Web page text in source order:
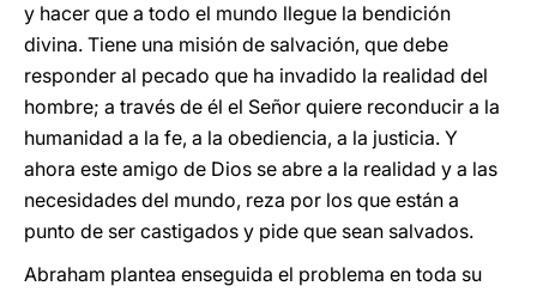
y hacer que a todo el mundo llegue la bendición
divina. Tiene una misión de salvación, que debe
responder al pecado que ha invadido la realidad del
hombre; a través de él el Señor quiere reconducir a la
humanidad a la fe, a la obediencia, a la justicia. Y
ahora este amigo de Dios se abre a la realidad y a las
necesidades del mundo, reza por los que están a
punto de ser castigados y pide que sean salvados.
Abraham plantea enseguida el problema en toda su